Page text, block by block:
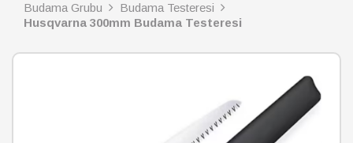
Budama Grubu
Budama Testeresi
Husqvarna 300mm Budama Testeresi